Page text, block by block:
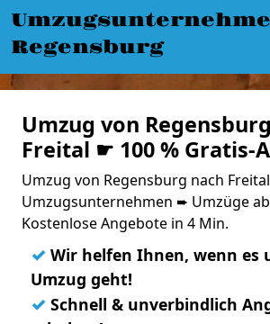
Regensburg
Umzug von
Freital ☛ 100 % Gratis-
Umzug von Regensburg nach
Umzugsunternehmen ➨ Umzüge ab
Kostenlose Angebote in 4 Min.
✓ Wir helfen Ihnen, wenn es
Umzug geht!
✓ Schnell & unverbindlich